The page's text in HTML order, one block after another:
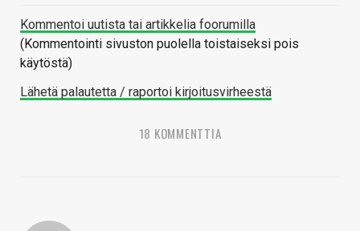
Kommentoi uutista tai artikkelia foorumilla
(Kommentointi sivuston puolella toistaiseksi pois
käytöstä)
Lähetä palautetta / raportoi kirjoitusvirheestä
18 KOMMENTTIA